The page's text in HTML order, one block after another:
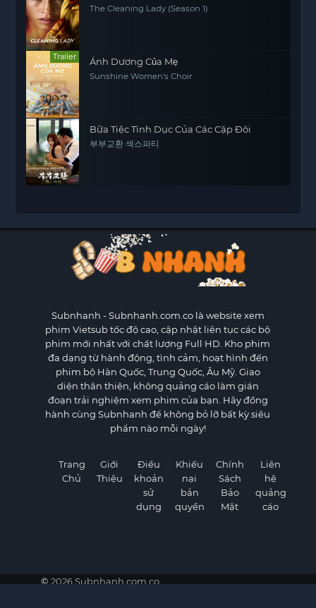
The Cleaning Lady (Season 1)
Trailer Ánh Dương Của Mẹ
Sunshine Women's Choir
Bữa Tiệc Tình Dục Của Các Cặp Đôi
부부교환 섹스파티
Subnhanh - Subnhanh.com.co là website xem
phim Vietsub tốc độ cao, cập nhật liên tục các bộ
phim mới nhất với chất lượng Full HD. Kho phim
đa dạng từ hành động, tình cảm, hoạt hình đến
phim bộ Hàn Quốc, Trung Quốc, Âu Mỹ. Giao
diện thân thiện, không quảng cáo làm gián
đoạn trải nghiệm xem phim của bạn. Hãy đồng
hành cùng Subnhanh để không bỏ lỡ bất kỳ siêu
phẩm nào mỗi ngày!
Trang
Chủ
Giới
Thiệu
Điều
khoản
sử
dụng
Khiếu
nại
bản
quyền
Chính
Sách
Bảo
Mật
Liên
hệ
quảng
cáo
© 2026 Subnhanh.com.co